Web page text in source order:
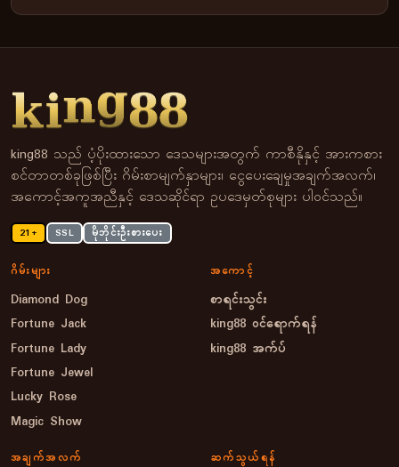
king88 သည် ပံ့ပိုးထားသော ဒေသများအတွက် ကာစီနိုနှင့် အားကစား
စင်တာတစ်ခုဖြစ်ပြီး ဂိမ်းစာမျက်နှာများ၊ ငွေပေးချေမှုအချက်အလက်၊
အကောင့်အကူအညီနှင့် ဒေသဆိုင်ရာ ဥပဒေမှတ်စုများ ပါဝင်သည်။
21+ SSL မိုဘိုင်းဦးစားပေး
ဂိမ်းများ
Diamond Dog
Fortune Jack
Fortune Lady
Fortune Jewel
Lucky Rose
Magic Show
အကောင့်
စာရင်းသွင်း
king88 ဝင်ရောက်ရန်
king88 အက်ပ်
အချက်အလက် ဆက်သွယ်ရန်